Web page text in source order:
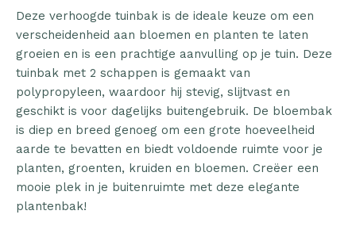
Deze verhoogde tuinbak is de ideale keuze om een
verscheidenheid aan bloemen en planten te laten
groeien en is een prachtige aanvulling op je tuin. Deze
tuinbak met 2 schappen is gemaakt van
polypropyleen, waardoor hij stevig, slijtvast en
geschikt is voor dagelijks buitengebruik. De bloembak
is diep en breed genoeg om een grote hoeveelheid
aarde te bevatten en biedt voldoende ruimte voor je
planten, groenten, kruiden en bloemen. Creëer een
mooie plek in je buitenruimte met deze elegante
plantenbak!